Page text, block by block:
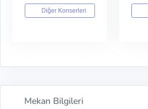
Diğer Konserleri
Mekan Bilgileri